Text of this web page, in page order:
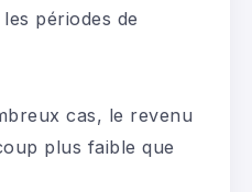
périodes de
cas, le revenu
plus faible que